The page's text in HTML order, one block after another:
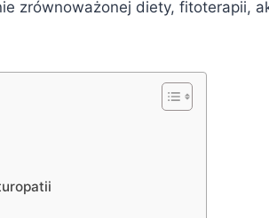
zrównoważonej diety, fitoterapii,